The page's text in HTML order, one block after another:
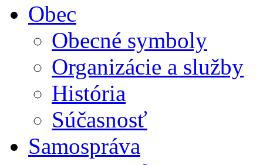
Obec
Obecné symboly
Organizácie a služby
História
Súčasnosť
Samospráva